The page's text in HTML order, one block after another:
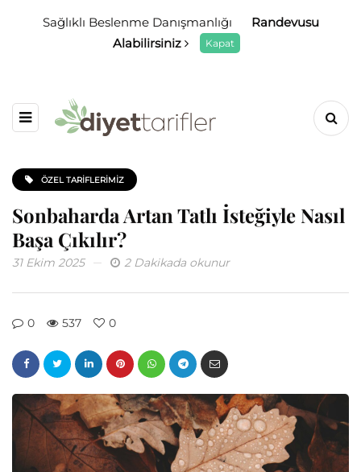
Sağlıklı Beslenme Danışmanlığı
Randevusu
Alabilirsiniz
Kapat
ÖZEL TARIFLERIMIZ
Sonbaharda Artan Tatlı İsteğiyle Nasıl
Başa Çıkılır?
31 Ekim 2025 2 Dakikada okunur
0 537 0